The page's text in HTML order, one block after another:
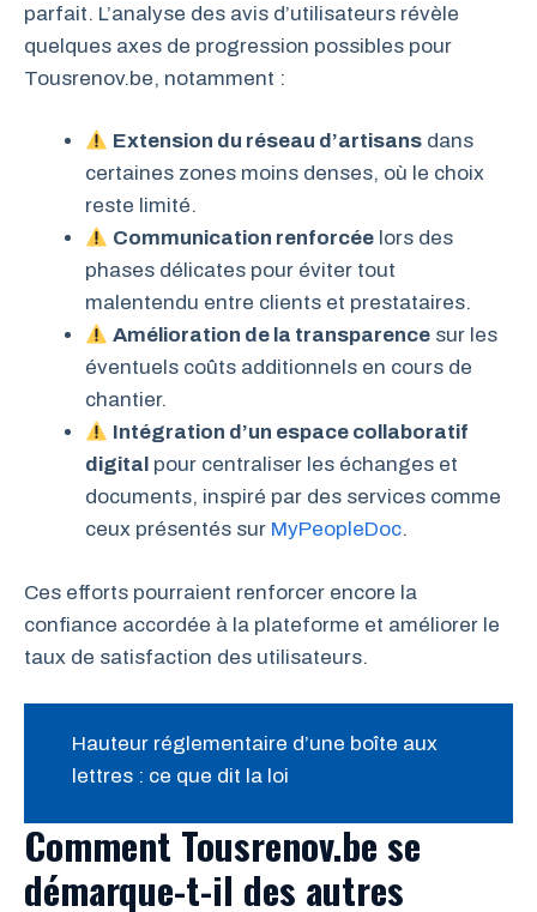
parfait. L’analyse des avis d’utilisateurs révèle
quelques axes de progression possibles pour
Tousrenov.be, notamment :
Extension du réseau d’artisans dans
certaines zones moins denses, où le choix
reste limité.
Communication renforcée lors des
phases délicates pour éviter tout
malentendu entre clients et prestataires.
Amélioration de la transparence sur les
éventuels coûts additionnels en cours de
chantier.
Intégration d’un espace collaboratif
digital pour centraliser les échanges et
documents, inspiré par des services comme
ceux présentés sur MyPeopleDoc.
Ces efforts pourraient renforcer encore la
confiance accordée à la plateforme et améliorer le
taux de satisfaction des utilisateurs.
Hauteur réglementaire d’une boîte aux
lettres : ce que dit la loi
Comment Tousrenov.be se
démarque-t-il des autres